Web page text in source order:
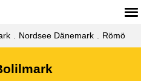
Nordsee Dänemark Römö